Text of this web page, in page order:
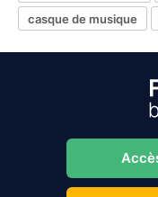
casque de musique